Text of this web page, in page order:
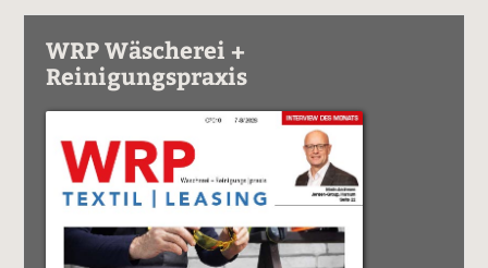
WRP Wäscherei +
Reinigungspraxis